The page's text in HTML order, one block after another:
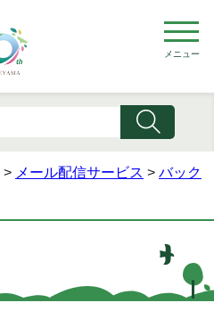
メニュー
> メール配信サービス > バック